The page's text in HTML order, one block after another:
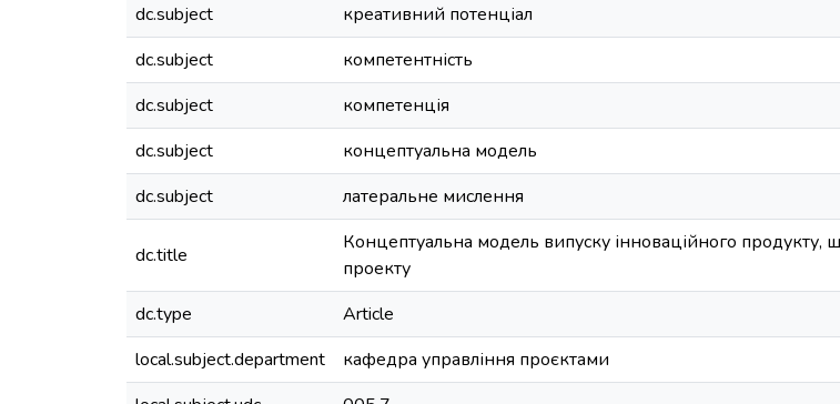
dc.subject
креативний потенціал
dc.subject
компетентність
dc.subject
компетенція
dc.subject
концептуальна модель
dc.subject
латеральне мислення
dc.title
Концептуальна модель випуску інноваційного продукту,
проекту
dc.type Article
local.subject.department
кафедра управління проєктами